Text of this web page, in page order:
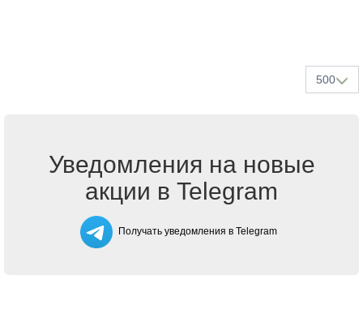
500
Уведомления на новые
акции в Telegram
Получать уведомления в Telegram